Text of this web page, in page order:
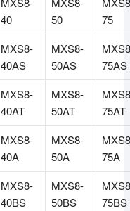
40
50
75
MXS8-
40AS
MXS8-
50AS
75AS
MXS8-
40AT
MXS8-
50AT
75AT
MXS8-
40A
MXS8-
50A
75A
MXS8-
40BS
MXS8-
50BS
75BS